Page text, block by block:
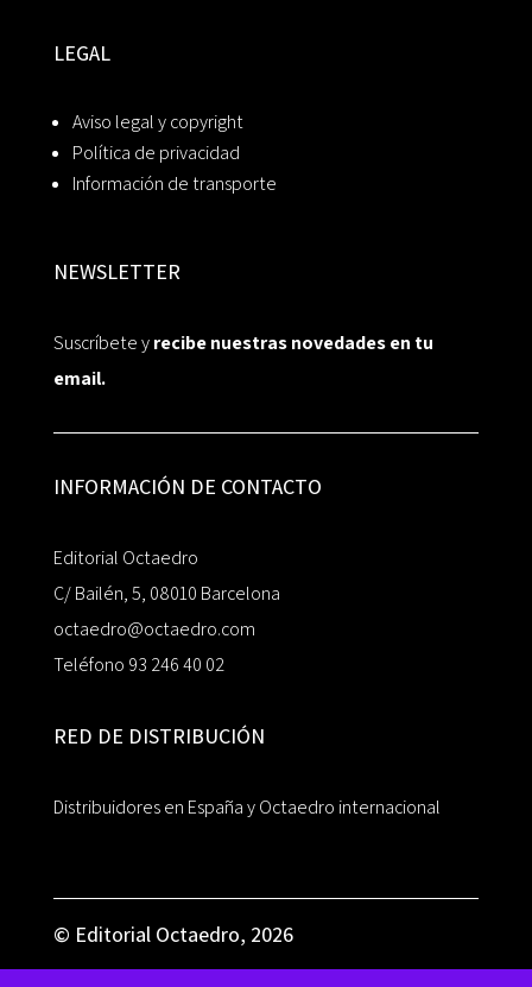
LEGAL
Aviso legal y copyright
Política de privacidad
Información de transporte
NEWSLETTER
Suscríbete yrecibe nuestras novedades en tu
email.
INFORMACIÓN DE CONTACTO
Editorial Octaedro
C/ Bailén, 5, 08010 Barcelona
octaedro@octaedro.com
Teléfono 93 246 40 02
RED DE DISTRIBUCIÓN
Distribuidores en España y Octaedro internacional
© Editorial Octaedro, 2026